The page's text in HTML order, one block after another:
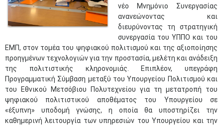
νέο Μνημόνιο Συνεργασίας
ανανεώνοντας και
διευρύνοντας τη στρατηγική
συνεργασία του ΥΠΠΟ και του
ΕΜΠ, στον τομέα του ψηφιακού πολιτισμού και της αξιοποίησης
προηγμένων τεχνολογιών για την προστασία, μελέτη και ανάδειξη
της πολιτιστικής κληρονομιάς. Επιπλέον, υπεγράφη
Προγραμματική Σύμβαση μεταξύ του Υπουργείου Πολιτισμού και
του Εθνικού Μετσόβιου Πολυτεχνείου για τη μετατροπή του
ψηφιακού πολιτιστικού αποθέματος του Υπουργείου σε
«έξυπνη» υποδομή γνώσης, η οποία θα υποστηρίζει την
καθημερινή λειτουργία των υπηρεσιών του Υπουργείου και την